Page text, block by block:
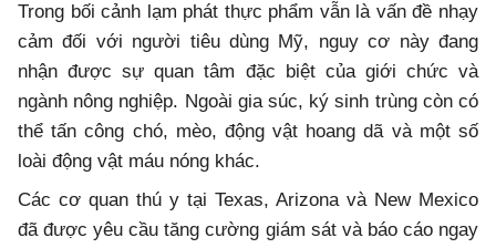
Trong bối cảnh lạm phát thực phẩm vẫn là vấn đề nhạy
cảm đối với người tiêu dùng Mỹ, nguy cơ này đang
nhận được sự quan tâm đặc biệt của giới chức và
ngành nông nghiệp. Ngoài gia súc, ký sinh trùng còn có
thể tấn công chó, mèo, động vật hoang dã và một số
loài động vật máu nóng khác.
Các cơ quan thú y tại Texas, Arizona và New Mexico
đã được yêu cầu tăng cường giám sát và báo cáo ngay